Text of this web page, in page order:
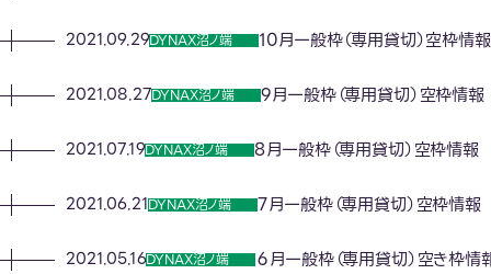
10月一般枠（専用貸切）空枠情報
2021.09.29DYNAX沼ノ端
9月一般枠（専用貸切）空枠情報
2021.08.27DYNAX沼ノ端
8月一般枠（専用貸切）空枠情報
2021.07.19DYNAX沼ノ端
7月一般枠（専用貸切）空枠情報
2021.06.21DYNAX沼ノ端
６月一般枠（専用貸切）空き枠情
2021.05.16DYNAX沼ノ端